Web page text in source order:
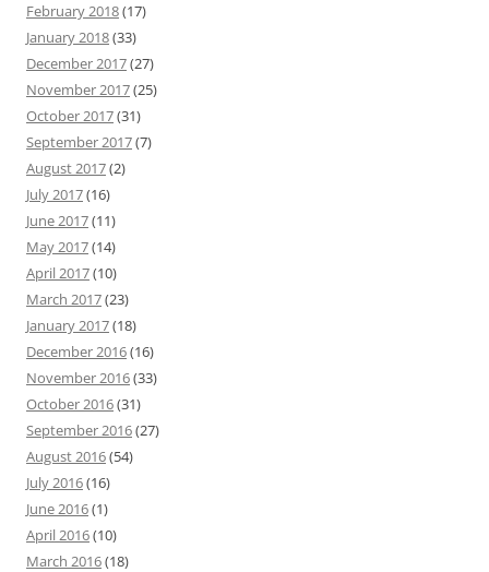
February 2018(17)
January 2018(33)
December 2017(27)
November 2017(25)
October 2017(31)
September 2017(7)
August 2017(2)
July 2017(16)
June 2017(11)
May 2017(14)
April 2017(10)
March 2017(23)
January 2017(18)
December 2016(16)
November 2016(33)
October 2016(31)
September 2016(27)
August 2016(54)
July 2016(16)
June 2016(1)
April 2016(10)
March 2016(18)